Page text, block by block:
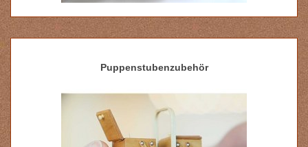
Puppenstubenzubehör